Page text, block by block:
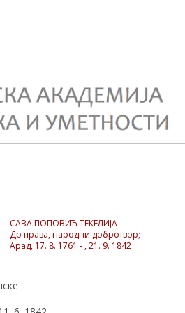
САВА ПОПОВИЋ ТЕКЕЛИЈА
Др права, народни добротвор;
Арад, 17. 8. 1761 - , 21. 9. 1842